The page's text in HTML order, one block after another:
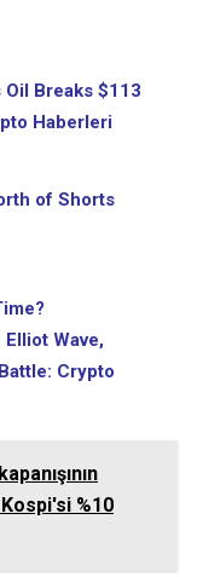
Oil Breaks $113
Haberleri
of Shorts
Wave,
Crypto
%10